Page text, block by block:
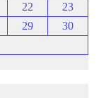
22
23
29
30